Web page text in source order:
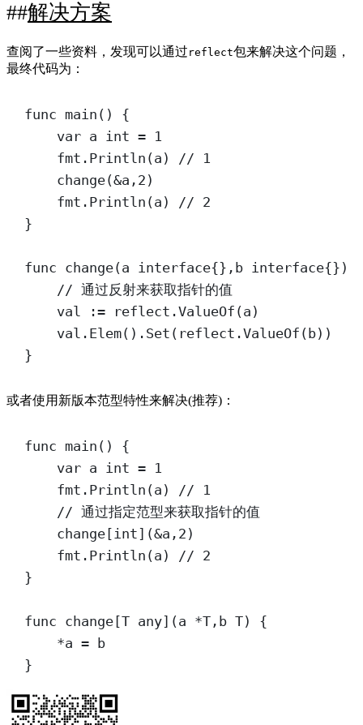
解决方案
查阅了一些资料，发现可以通过 reflect包来解决这个问题，
最终代码为：
func main () {
var a int =
1
fmt. Println (a)
// 1
change(&a, 2 )
fmt. Println (a)
// 2
}
func change(a interface{}, b interface{})
// 通过反射来获取指针的值
val
:= reflect.ValueOf (a)
val. Elem(). Set (reflect.ValueOf (b))
}
或者使用新版本范型特性来解决(推荐)：
func main () {
var a int =
1
fmt. Println (a)
// 1
// 通过指定范型来获取指针的值
change[int](&a, 2 )
fmt. Println (a)
// 2
}
func change[T any](a *T, b T) {
*a = b
}